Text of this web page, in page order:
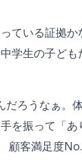
ている証拠か
学生の子ども
ろうなぁ。
を振って「あ
客満足度